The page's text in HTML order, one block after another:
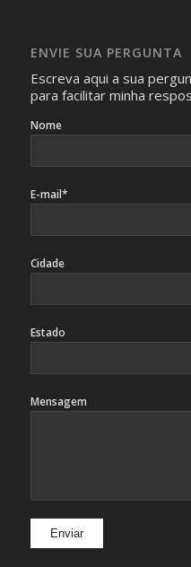
identificação da pessoa
ENVIE SUA PERGUNTA
Escreva aqui a sua
para facilitar minha
Nome
E-mail*
Cidade
Estado
Mensagem